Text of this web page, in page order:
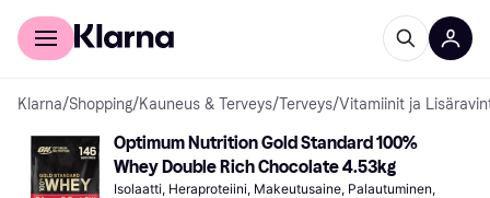
Kuluttajille
Klarna/Shopping/Kauneus & Terveys/Terveys/Vitamiinit ja
Optimum Nutrition Gold Standard 100%
Whey Double Rich Chocolate 4.53kg
Isolaatti, Heraproteiini, Makeutusaine, Palautuminen,